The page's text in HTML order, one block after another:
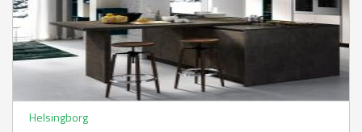
Helsingborg